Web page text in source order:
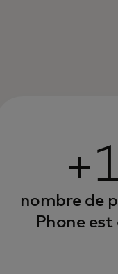
nombre de
Phone